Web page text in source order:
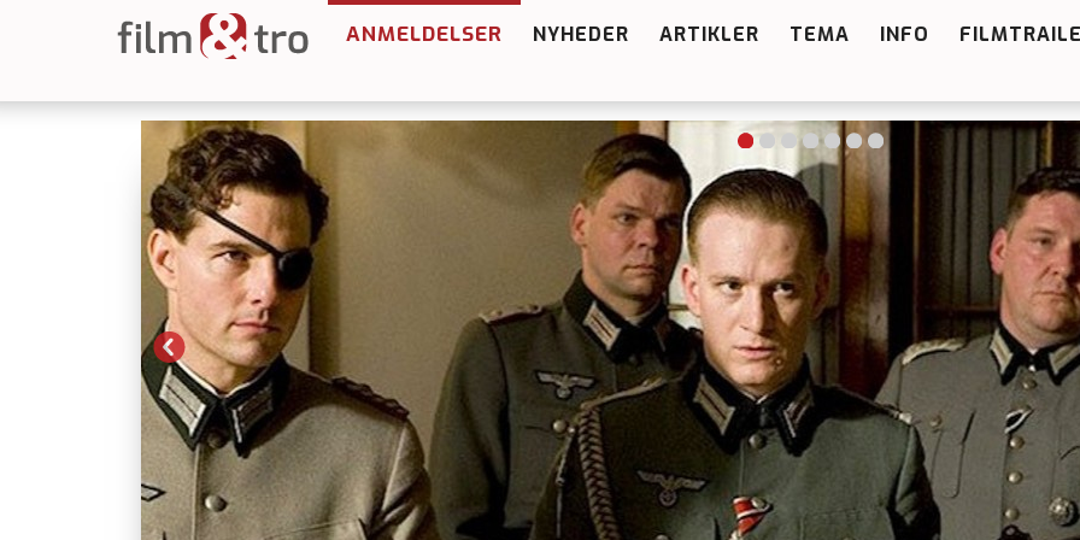
ANMELDELSER NYHEDER ARTIKLER TEMA INFO